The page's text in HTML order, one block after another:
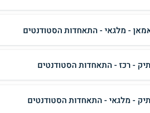
- מלגאי - התאחדות הסטודנטים
- רכז - התאחדות הסטודנטים
- מלגאי - התאחדות הסטודנטים